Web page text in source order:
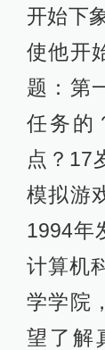
开始下
使他开
题：第
任务的
点？17
模拟游
1994年
计算机
学学院
望了解